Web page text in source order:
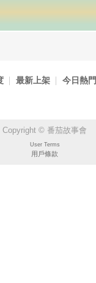
最新上架 今日熱門
Copyright © 番茄故事會
User Terms
用戶條款